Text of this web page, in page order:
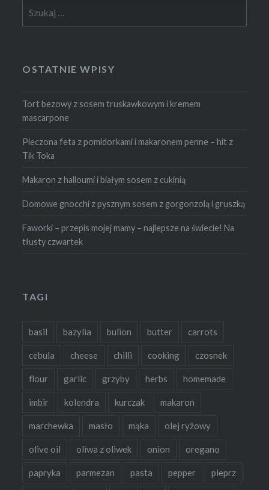
OSTATNIE WPISY
Tort bezowy z sosem truskawkowym i kremem
mascarpone
Pieczona feta z pomidorkami i makaronem penne – hit z
Tik Toka
Makaron z halloumi i białym sosem z cukinią
Domowe gnocchi z pysznym sosem z gorgonzolą i gruszką
Faworki – przepis mojej mamy – najlepsze na świecie! Na
tłusty czwartek
TAGI
basil bazylia bulion butter carrots
cebula cheese chilli cooking czosnek
flour garlic grzyby herbs homemade
imbir kolendra kurczak makaron
marchewka masło mąka olej ryżowy
olive oil oliwa z oliwek onion oregano
papryka parmezan pasta pepper pieprz